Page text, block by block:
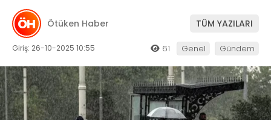
Ötüken Haber TÜM YAZILARI
Giriş: 26-10-2025 10:55 61 Genel Gündem